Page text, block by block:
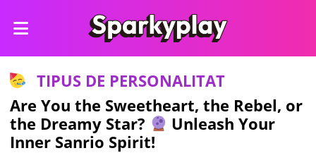
TIPUS DE PERSONALITAT
Are You the Sweetheart, the Rebel, or
the Dreamy Star?
Unleash Your
Inner Sanrio Spirit!